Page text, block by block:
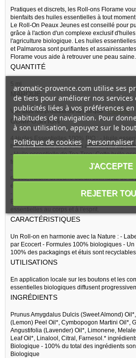
Pratiques et discrets, les Roll-ons Florame
bienfaits des huiles essentielles à tout
Le Roll-On Peaux Jeunes est conseillé pour
grâce à l'action d'un complexe exclusif
l'agriculture biologique. Les huiles
et Palmarosa sont purifiantes et
Florame vous aide à retrouver une peau saine.
QUANTITÉ
5 ml
MARQUE
Voir tous les produits de la marque :Florame
COMPOSITION
4 Huiles Essentielles 100% BIO : - Huile
huile essentielle au parfum aromatique
- Huile essentielle de Tea Tree: Cette huile
fruitées est relaxante et apaisante.
- Huile essentielle de Palmarosa : Cette huile
douce, fraîche et fleurie est un soin idéal de
- L huile d'Amande douce est soyeuse,
Elle est le support idéal pour transmettre les
essentielles au corps et à l'esprit.
CARACTÉRISTIQUES
Un Roll-on en harmonie avec la Nature : -
par Ecocert - Formules 100% biologiques -
100% des packagings et étuis sont
UTILISATIONS
En application locale sur les boutons et les
essentielles biologiques diffusent
INGRÉDIENTS
Prunus Amygdalus Dulcis (Sweet Almond)
(Lemon) Peel Oil*, Cymbopogon Martini Oil*,
Angustifolia (Lavender) Oil*, Limonene,
Leaf Oil*, Linalool, Citral, Farnesol.*
Biologique - 100% du total des ingrédients
Biologique
aromatic-provence.com utilise ses
de tiers pour améliorer nos services
publicités liées à vos préférences
habitudes de navigation. Pour
à son utilisation, appuyez sur le
Politique de cookies Personnaliser
REJETER
J'ACCEPTE